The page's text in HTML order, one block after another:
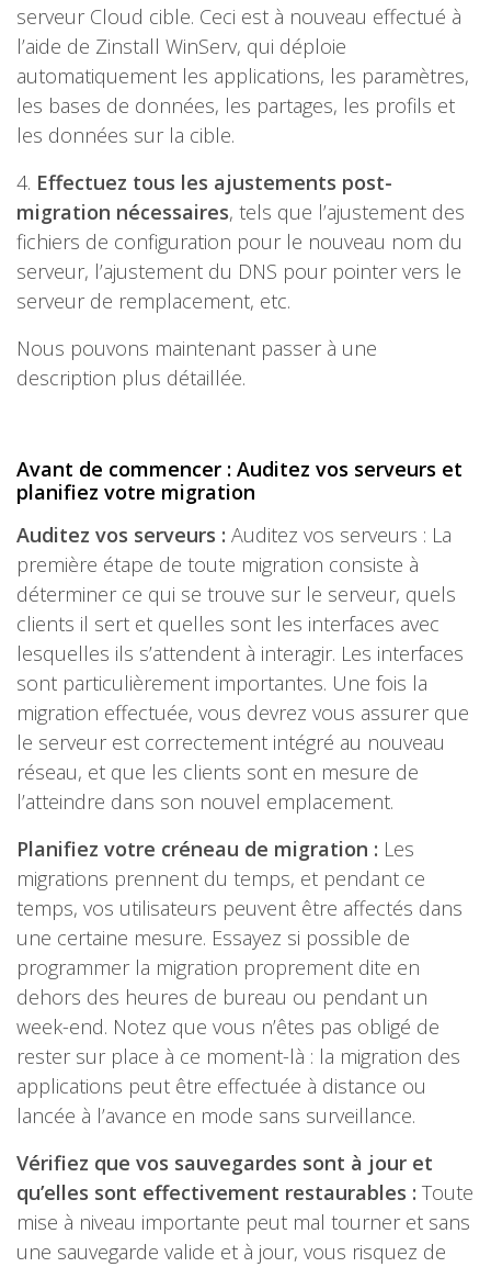
serveur Cloud cible. Ceci est à nouveau effectué à
l’aide de Zinstall WinServ, qui déploie
automatiquement les applications, les paramètres,
les bases de données, les partages, les profils et
les données sur la cible.
4. Effectuez tous les ajustements post-
migration nécessaires, tels que l’ajustement des
fichiers de configuration pour le nouveau nom du
serveur, l’ajustement du DNS pour pointer vers le
serveur de remplacement, etc.
Nous pouvons maintenant passer à une
description plus détaillée.
Avant de commencer : Auditez vos serveurs et
planifiez votre migration
Auditez vos serveurs : Auditez vos serveurs : La
première étape de toute migration consiste à
déterminer ce qui se trouve sur le serveur, quels
clients il sert et quelles sont les interfaces avec
lesquelles ils s’attendent à interagir. Les interfaces
sont particulièrement importantes. Une fois la
migration effectuée, vous devrez vous assurer que
le serveur est correctement intégré au nouveau
réseau, et que les clients sont en mesure de
l’atteindre dans son nouvel emplacement.
Planifiez votre créneau de migration : Les
migrations prennent du temps, et pendant ce
temps, vos utilisateurs peuvent être affectés dans
une certaine mesure. Essayez si possible de
programmer la migration proprement dite en
dehors des heures de bureau ou pendant un
week-end. Notez que vous n’êtes pas obligé de
rester sur place à ce moment-là : la migration des
applications peut être effectuée à distance ou
lancée à l’avance en mode sans surveillance.
Vérifiez que vos sauvegardes sont à jour et
qu’elles sont effectivement restaurables : Toute
mise à niveau importante peut mal tourner et sans
une sauvegarde valide et à jour, vous risquez de